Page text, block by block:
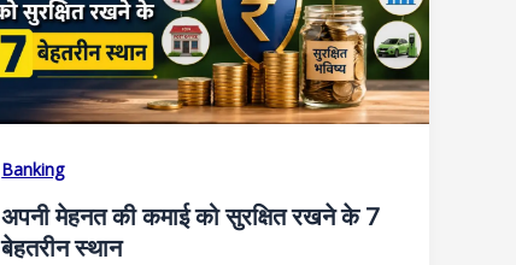
Banking
अपनी मेहनत की कमाई को सुरक्षित रखने के 7
बेहतरीन स्थान